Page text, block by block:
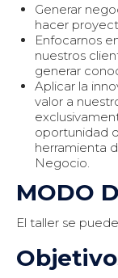
Generar
hacer
Enfocarnos
nuestros
generar
Aplicar la
valor a
oportunidad
herramienta
Negocio.
MODO
El taller se